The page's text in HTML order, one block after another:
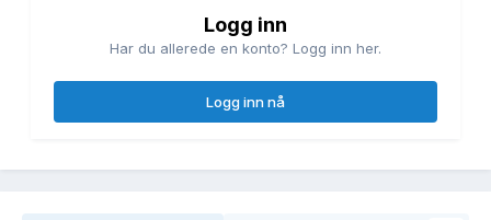
Logg inn
Har du allerede en konto? Logg inn her.
Logg inn nå